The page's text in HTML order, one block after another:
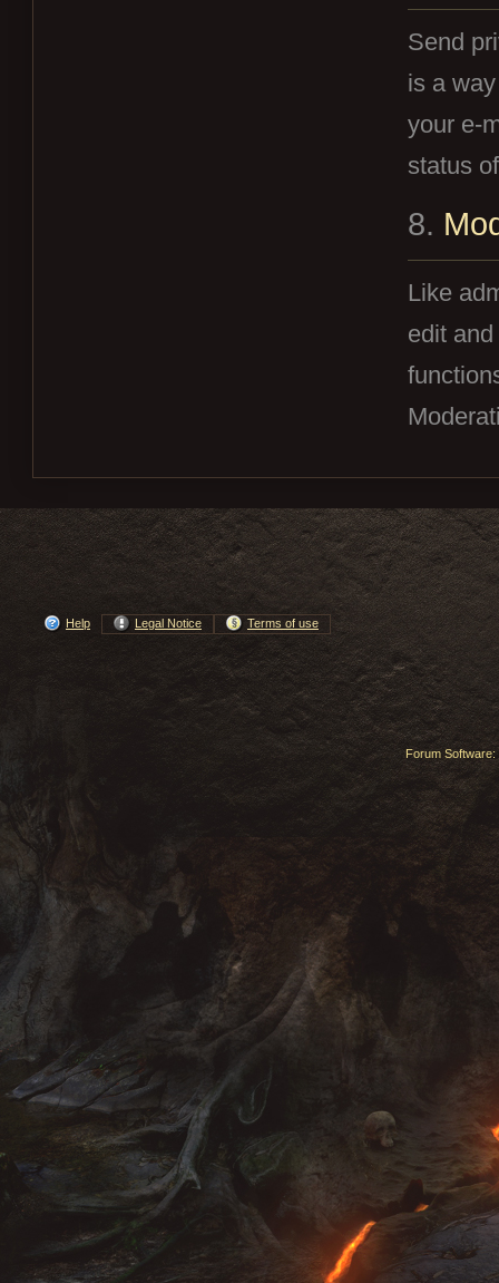
Send
is a
your e-
status
8.
Like
edit
Help Legal Notice Terms of use
Forum Software: